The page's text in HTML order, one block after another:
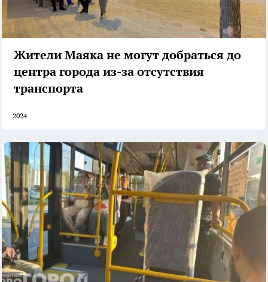
Жители Маяка не могут добраться до
центра города из-за отсутствия
транспорта
2024